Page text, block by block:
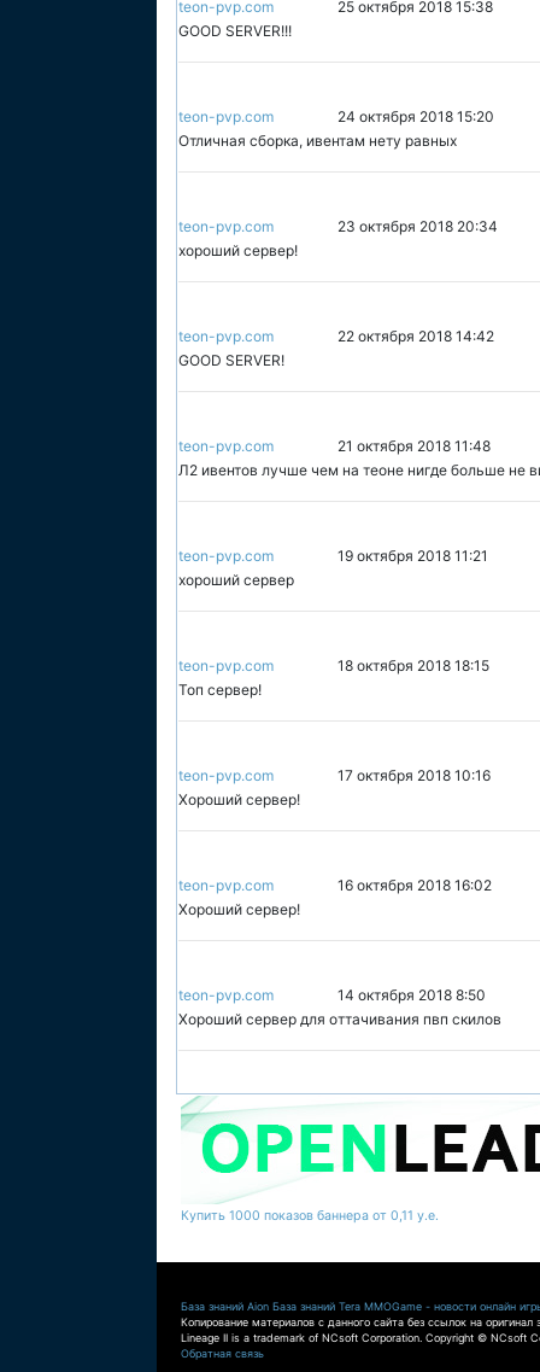
teon-pvp.com
25 октября 2018 15:38
GOOD SERVER!!!
teon-pvp.com
24 октября 2018 15:20
Отличная сборка, ивентам нету равных
teon-pvp.com
23 октября 2018 20:34
хороший сервер!
teon-pvp.com
22 октября 2018 14:42
GOOD SERVER!
teon-pvp.com
21 октября 2018 11:48
Л2 ивентов лучше чем на теоне нигде больше не
teon-pvp.com
19 октября 2018 11:21
хороший сервер
teon-pvp.com
18 октября 2018 18:15
Топ сервер!
teon-pvp.com
17 октября 2018 10:16
Хороший сервер!
teon-pvp.com
16 октября 2018 16:02
Хороший сервер!
teon-pvp.com
14 октября 2018 8:50
Хороший сервер для оттачивания пвп скилов
Купить 1000 показов баннера от 0,11 у.е.
База знаний Aion База знаний Tera MMOGame - новости онлайн
Копирование материалов с данного сайта без ссылок на оригинал
Lineage II is a trademark of NCsoft Corporation. Copyright © NCsoft
Обратная связь